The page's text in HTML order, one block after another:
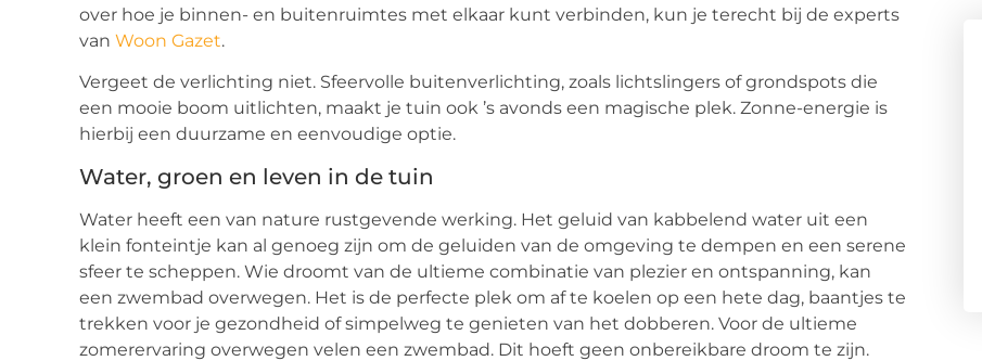
over hoe je binnen- en buitenruimtes met elkaar kunt verbinden, kun je terecht bij de experts
van Woon Gazet.
Vergeet de verlichting niet. Sfeervolle buitenverlichting, zoals lichtslingers of grondspots die
een mooie boom uitlichten, maakt je tuin ook ’s avonds een magische plek. Zonne-energie is
hierbij een duurzame en eenvoudige optie.
Water, groen en leven in de tuin
Water heeft een van nature rustgevende werking. Het geluid van kabbelend water uit een
klein fonteintje kan al genoeg zijn om de geluiden van de omgeving te dempen en een serene
sfeer te scheppen. Wie droomt van de ultieme combinatie van plezier en ontspanning, kan
een zwembad overwegen. Het is de perfecte plek om af te koelen op een hete dag, baantjes te
trekken voor je gezondheid of simpelweg te genieten van het dobberen. Voor de ultieme
zomerervaring overwegen velen een zwembad. Dit hoeft geen onbereikbare droom te zijn.